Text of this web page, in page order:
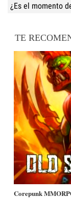
¿Es el momento
TE
Corepunk